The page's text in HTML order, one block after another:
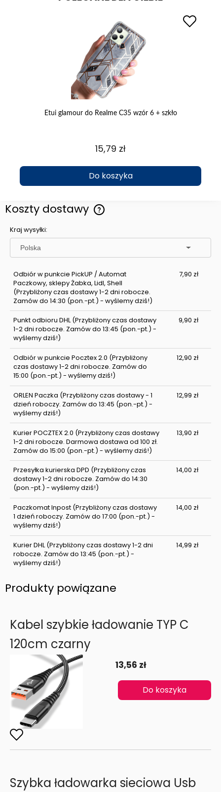
Etui glamour do Realme C35 wzór 6 + szkło
15,79 zł
Do koszyka
Koszty dostawy
Cena nie zawiera ewentualnych kosztów płatności
Kraj wysyłki:
Odbiór w punkcie PickUP / Automat
Paczkowy, sklepy Żabka, Lidl, Shell
(Przybliżony czas dostawy 1-2 dni robocze.
Zamów do 14:30 (pon.-pt.) - wyślemy dziś!)
7,90 zł
Punkt odbioru DHL(Przybliżony czas dostawy
1-2 dni robocze. Zamów do 13:45 (pon.-pt.) -
wyślemy dziś!)
9,90 zł
Odbiór w punkcie Pocztex 2.0 (Przybliżony
czas dostawy 1-2 dni robocze. Zamów do
15:00 (pon.-pt.) - wyślemy dziś!)
12,90 zł
ORLEN Paczka (Przybliżony czas dostawy - 1
dzień roboczy. Zamów do 13:45 (pon.-pt.) -
wyślemy dziś!)
12,99 zł
Kurier POCZTEX 2.0 (Przybliżony czas dostawy
1-2 dni robocze. Darmowa dostawa od 100 zł.
Zamów do 15:00 (pon.-pt.) - wyślemy dziś!)
13,90 zł
Przesyłka kurierska DPD (Przybliżony czas
dostawy 1-2 dni robocze. Zamów do 14:30
(pon.-pt.) - wyślemy dziś!)
14,00 zł
Paczkomat Inpost(Przybliżony czas dostawy
1 dzień roboczy. Zamów do 17:00 (pon.-pt.) -
wyślemy dziś!)
14,00 zł
Kurier DHL(Przybliżony czas dostawy 1-2 dni
robocze. Zamów do 13:45 (pon.-pt.) -
wyślemy dziś!)
14,99 zł
Produkty powiązane
Kabel szybkie ładowanie TYP C
120cm czarny
13,56 zł
Do koszyka
Szybka ładowarka sieciowa Usb